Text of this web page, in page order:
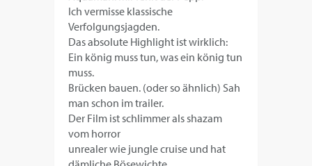
Ich vermisse klassische
Verfolgungsjagden.
Das absolute Highlight ist wirklich:
Ein könig muss tun, was ein könig tun
muss.
Brücken bauen. (oder so ähnlich) Sah
man schon im trailer.
Der Film ist schlimmer als shazam
vom horror
unrealer wie jungle cruise und hat